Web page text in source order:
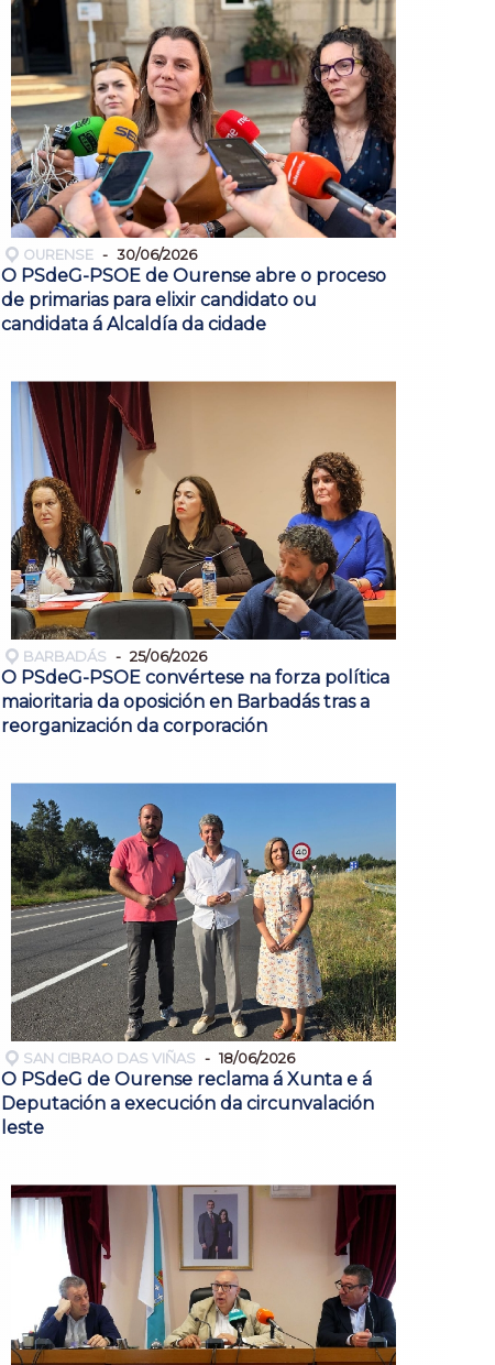
OURENSE 30/06/2026
O PSdeG-PSOE de Ourense abre o proceso
de primarias para elixir candidato ou
candidata á Alcaldía da cidade
BARBADÁS 25/06/2026
O PSdeG-PSOE convértese na forza política
maioritaria da oposición en Barbadás tras a
reorganización da corporación
SAN CIBRAO DAS VIÑAS 18/06/2026
O PSdeG de Ourense reclama á Xunta e á
Deputación a execución da circunvalación
leste